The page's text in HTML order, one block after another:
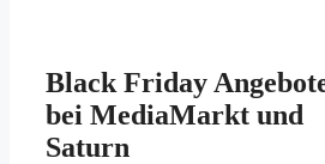
Black Friday
bei MediaMarkt und
Saturn